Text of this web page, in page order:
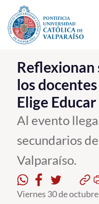
Click acá para ir directamente
La Universidad
Investigación, Creación
PUCV Internacional
Vinculación con el
Admisión
Pregrado
Postgrado
Reflexionan
los
Elige
Al evento
secundarios
Valparaíso.
Viernes 30 de